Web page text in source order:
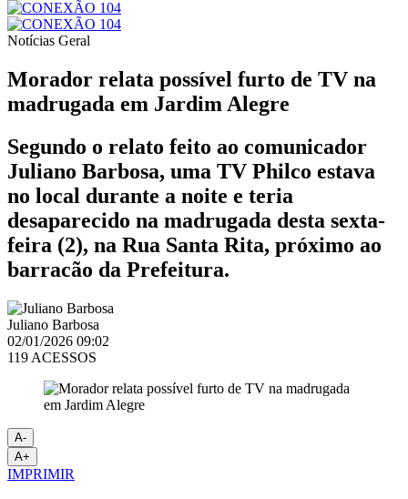
Notícias Geral
Morador relata possível furto de TV na
madrugada em Jardim Alegre
Segundo o relato feito ao comunicador
Juliano Barbosa, uma TV Philco estava
no local durante a noite e teria
desaparecido na madrugada desta sexta-
feira (2), na Rua Santa Rita, próximo ao
barracão da Prefeitura.
Juliano Barbosa
02/01/2026 09:02
119 ACESSOS
A-
A+
IMPRIMIR